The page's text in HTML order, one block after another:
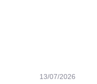
13/07/2026